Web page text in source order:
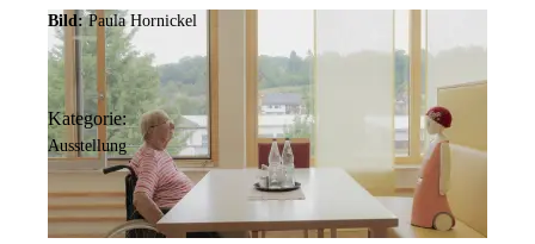
Bild: Paula Hornickel
Kategorie:
Ausstellung